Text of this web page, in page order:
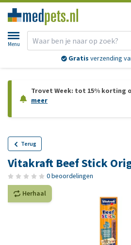
Menu
Gratis verzending
Trovet Week: tot 15% korting
meer
Terug
Vitakraft Beef Stick
0 beoordelingen
Herhaal